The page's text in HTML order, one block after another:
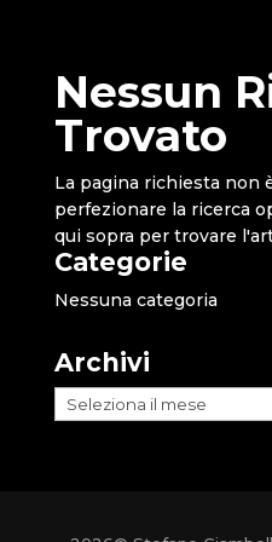
Nessun
Trovato
La pagina richiesta non
perfezionare la ricerca
qui sopra per trovare
Categorie
Nessuna categoria
Archivi
Archivi